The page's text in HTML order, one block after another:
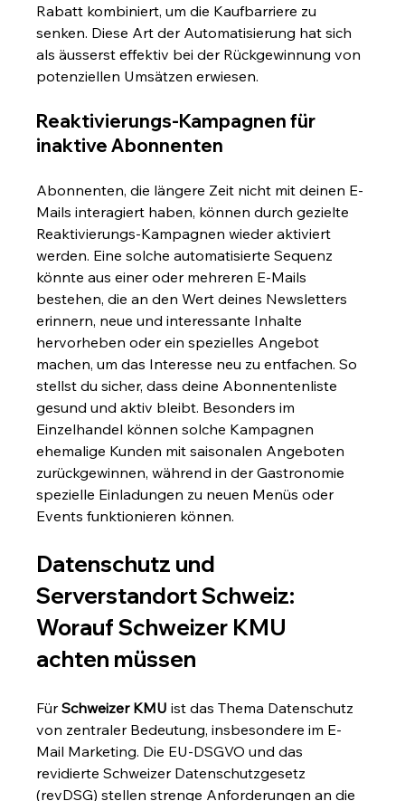
Rabatt kombiniert, um die Kaufbarriere zu
senken. Diese Art der Automatisierung hat sich
als äusserst effektiv bei der Rückgewinnung von
potenziellen Umsätzen erwiesen.
Reaktivierungs-Kampagnen für
inaktive Abonnenten
Abonnenten, die längere Zeit nicht mit deinen E-
Mails interagiert haben, können durch gezielte
Reaktivierungs-Kampagnen wieder aktiviert
werden. Eine solche automatisierte Sequenz
könnte aus einer oder mehreren E-Mails
bestehen, die an den Wert deines Newsletters
erinnern, neue und interessante Inhalte
hervorheben oder ein spezielles Angebot
machen, um das Interesse neu zu entfachen. So
stellst du sicher, dass deine Abonnentenliste
gesund und aktiv bleibt. Besonders im
Einzelhandel können solche Kampagnen
ehemalige Kunden mit saisonalen Angeboten
zurückgewinnen, während in der Gastronomie
spezielle Einladungen zu neuen Menüs oder
Events funktionieren können.
Datenschutz und
Serverstandort Schweiz:
Worauf Schweizer KMU
achten müssen
Für Schweizer KMU ist das Thema Datenschutz
von zentraler Bedeutung, insbesondere im E-
Mail Marketing. Die EU-DSGVO und das
revidierte Schweizer Datenschutzgesetz
(revDSG) stellen strenge Anforderungen an die